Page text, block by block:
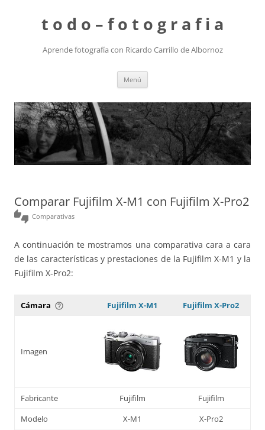
t o d o – f o t o g r a f i a
Aprende fotografía con Ricardo Carrillo de Albornoz
Menú
Comparar Fujifilm X-M1 con Fujifilm X-Pro2
thumbs_up_down Comparativas
A continuación te mostramos una comparativa cara a cara
de las características y prestaciones de la Fujifilm X-M1 y la
Fujifilm X-Pro2:
Cámara help_outline Fujifilm X-M1 Fujifilm X-Pro2
Imagen
Fabricante Fujifilm
Fujifilm
Modelo
X-M1
X-Pro2